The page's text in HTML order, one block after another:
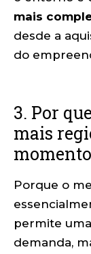
mais
desde a
do
3. Por
mais
Porque o
permite
demanda,